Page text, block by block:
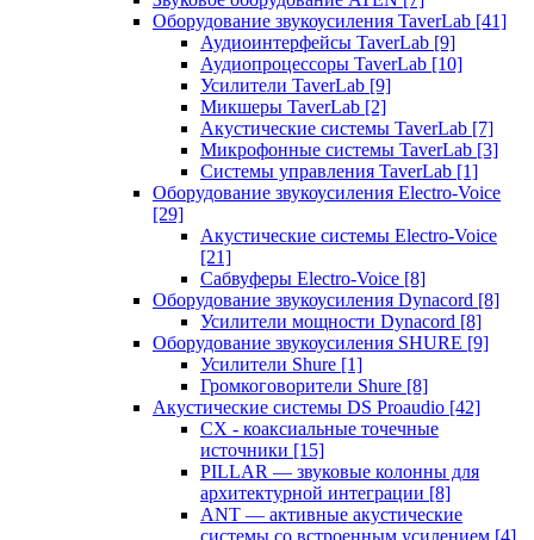
Оборудование звукоусиления TaverLab [41]
Аудиоинтерфейсы TaverLab [9]
Аудиопроцессоры TaverLab [10]
Усилители TaverLab [9]
Микшеры TaverLab [2]
Акустические системы TaverLab [7]
Микрофонные системы TaverLab [3]
Системы управления TaverLab [1]
Оборудование звукоусиления Electro-Voice
[29]
Акустические системы Electro-Voice
[21]
Сабвуферы Electro-Voice [8]
Оборудование звукоусиления Dynacord [8]
Усилители мощности Dynacord [8]
Оборудование звукоусиления SHURE [9]
Усилители Shure [1]
Громкоговорители Shure [8]
Акустические системы DS Proaudio [42]
CX - коаксиальные точечные
источники [15]
PILLAR — звуковые колонны для
архитектурной интеграции [8]
ANT — активные акустические
системы со встроенным усилением [4]